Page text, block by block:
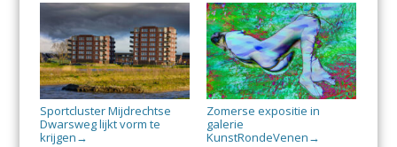
Sportcluster Mijdrechtse
Dwarsweg lijkt vorm te
krijgen →
Zomerse expositie in
galerie
KunstRondeVenen →